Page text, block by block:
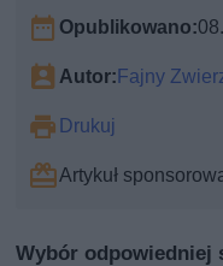
Opublikowano:
Autor:Fajny
Drukuj
Artykuł
Wybór odpowiedniej